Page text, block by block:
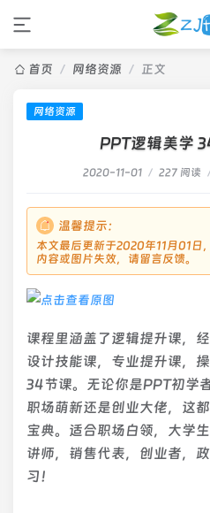
首页 / 网络资源 / 正文
网络资源
PPT逻辑美学
2020-11-01 / 227 阅读
温馨提示：
本文最后更新于2020年11月01日
内容或图片失效，请留言反馈。
课程里涵盖了逻辑提升课，
设计技能课，专业提升课，
34节课。无论你是PPT初学
职场萌新还是创业大佬，这
宝典。适合职场白领，大学
讲师，销售代表，创业者，
习！